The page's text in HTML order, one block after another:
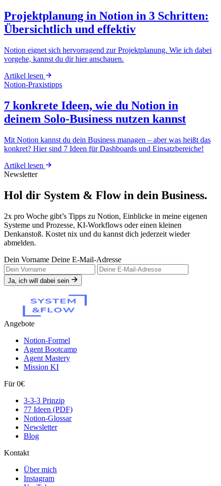
Projektplanung in Notion in 3 Schritten:
Übersichtlich und effektiv
Notion eignet sich hervorragend zur Projektplanung. Wie ich dabei
vorgehe, kannst du dir hier anschauen.
Artikel lesen
Notion-Praxistipps
7 konkrete Ideen, wie du Notion in
deinem Solo-Business nutzen kannst
Mit Notion kannst du dein Business managen – aber was heißt das
konkret? Hier sind 7 Ideen für Dashboards und Einsatzbereiche!
Artikel lesen
Newsletter
Hol dir System & Flow in dein Business.
2x pro Woche gibt’s Tipps zu Notion, Einblicke in meine eigenen
Systeme und Prozesse, KI-Workflows oder einen kleinen
Denkanstoß. Kostet nix und du kannst dich jederzeit wieder
abmelden.
Dein Vorname Deine E-Mail-Adresse
Ja, ich will dabei sein
Angebote
Notion-Formel
Agent Bootcamp
Agent Mastery
Mission KI
Für 0€
3-3-3 Prinzip
77 Ideen (PDF)
Notion-Glossar
Newsletter
Blog
Kontakt
Über mich
Instagram